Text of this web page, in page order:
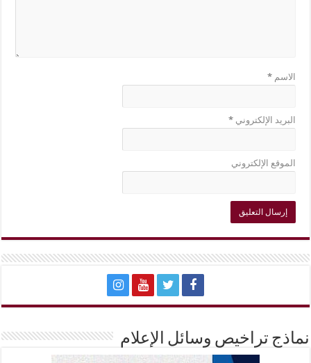
الاسم*
البريد الإلكتروني*
الموقع الإلكتروني
نماذج تراخيص وسائل الإعلام